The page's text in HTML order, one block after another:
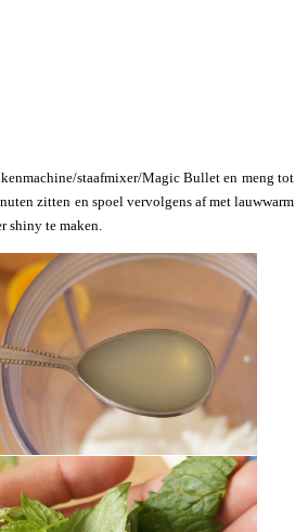
staafmixer/Magic Bullet en meng tot
zitten en spoel vervolgens af met lauwwarm
shiny te maken.